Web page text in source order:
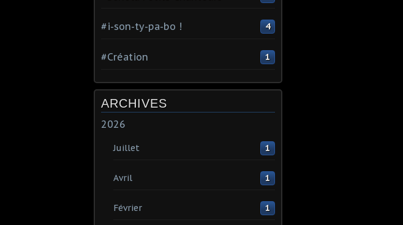
#i-son-ty-pa-bo ! 4
#Création 1
ARCHIVES
2026
Juillet 1
Avril 1
Février 1